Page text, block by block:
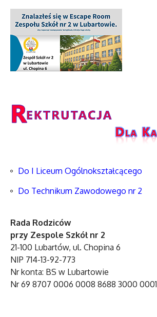
Do I Liceum Ogólnokształcącego
Do Technikum Zawodowego nr 2
Rada Rodziców
przy Zespole Szkół nr 2
21-100 Lubartów, ul. Chopina 6
NIP 714-13-92-773
Nr konta: BS w Lubartowie
Nr 69 8707 0006 0008 8688 3000 0001